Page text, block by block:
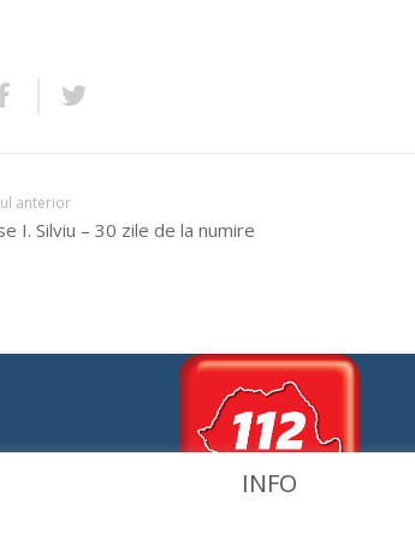
anterior
I. Silviu – 30 zile de la numire
INFO